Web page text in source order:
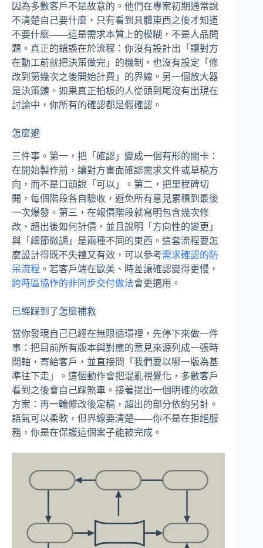
因為多數客戶不是故意的。他們在專案初期通常說
不清楚自己要什麼，只有看到具體東西之後才知道
不要什麼——這是需求本質上的模糊，不是人品問
題。真正的錯誤在於流程：你沒有設計出「讓對方
在動工前就把決策做完」的機制，也沒有設定「修
改到第幾次之後開始計費」的界線。另一個放大器
是決策鏈。如果真正拍板的人從頭到尾沒有出現在
討論中，你所有的確認都是假確認。
怎麼避
三件事。第一，把「確認」變成一個有形的關卡：
在開始製作前，讓對方書面確認需求文件或草稿方
向，而不是口頭說「可以」。第二，把里程碑切
開，每個階段各自驗收，避免所有意見累積到最後
一次爆發。第三，在報價階段就寫明包含幾次修
改、超出後如何計價，並且說明「方向性的變更」
與「細節微調」是兩種不同的東西。這套流程要怎
麼設計得既不失禮又有效，可以參考需求確認的防
呆流程 。若客戶端在歐美、時差讓確認變得更慢，
跨時區協作的非同步交付做法會更適用。
已經踩到了怎麼補救
當你發現自己已經在無限循環裡，先停下來做一件
事：把目前所有版本與對應的意見來源列成一張時
間軸，寄給客戶，並直接問「我們要以哪一版為基
準往下走」。這個動作會把混亂視覺化，多數客戶
看到之後會自己踩煞車。接著提出一個明確的收斂
方案：再一輪修改後定稿，超出的部分依約另計。
語氣可以柔軟，但界線要清楚——你不是在拒絕服
務，你是在保護這個案子能被完成。